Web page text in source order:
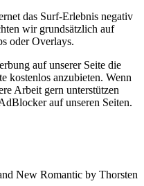
das Surf-Erlebnis negativ
wir grundsätzlich auf
oder Overlays.
auf unserer Seite die
kostenlos anzubieten. Wenn
Arbeit gern unterstützen
auf unseren Seiten.
New Romantic by Thorsten